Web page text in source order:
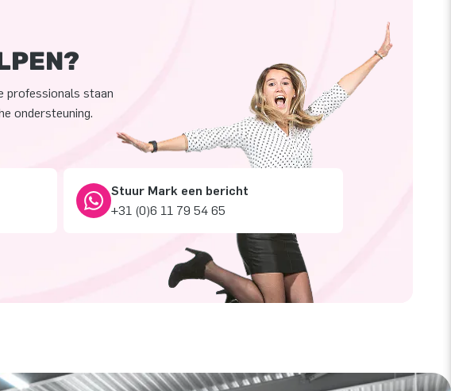
professionals staan
ondersteuning.
Stuur Mark een bericht
+31 (0)6 11 79 54 65